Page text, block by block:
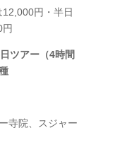
円・半日
ツアー（4時間
寺院、スジャー